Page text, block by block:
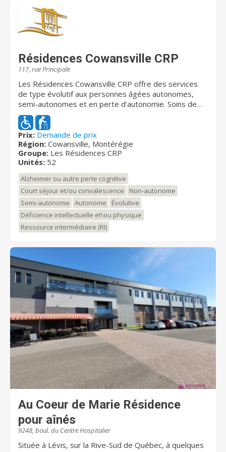
Résidences Cowansville CRP
117, rue Principale
Les Résidences Cowansville CRP offre des services
de type évolutif aux personnes âgées autonomes,
semi-autonomes et en perte d’autonomie. Soins de
convalescence aussi offerts ainsi que des soins
palliatifs. Nous nous engageons à suivre l’évolution du
client et à s’adapter aux besoins de celui-ci. Le suivi
rigoureux de notre médecin pratiquant saura dissiper
toute inquiétude. Afin de vous offrir l’assurance d’une
qualité supérieure en matière de confort, de sécurité
et de services, Les Résidences Cowansville CRP est
certifiée par l'agence de santé et de services sociaux
de la Montérégie. Nous sommes fière de pouvoir
offrir des services complets, adaptés et évolutifs !! Il
s’agit d’un concept unique et novateur en matière de
santé et de services sociaux pour les aînés
autonomes, semi autonomes ou en perte
d’autonomie. Nos professionnels qualifiés veilleront
sur vous durant toutes les étapes subséquentes de
votre vie et ce peut importe votre évolution car votre
quiétude est notre préoccupation première. Plusieurs
forfaits sont disponibles selon vos besoins. Nos
professionnel de la santé sauront combler vos
besoins et ce, de façon personnalisée et attentionnée
à des prix dès plus concurrentiels. De plus, plusieurs
choix et types d’hébergements meublés vous sont
offerts afin de satisfaire vos nécessités en habitation.
Offrez-vous un véritable réconfort de l’esprit ! Les
Résidences CRP.com Bien plus que de simples
résidences ! à St-césaire et Cowansville
Prix: Demande de prix
Région: Cowansville, Montérégie
Groupe: Les Résidences CRP
Unités: 52
Alzheimer ou autre perte cognitive
Court séjour et/ou convalescence
Non-autonome
Semi-autonome
Autonome
Évolutive
Déficience intellectuelle et\ou physique
Ressource intermédiaire (RI)
Au Coeur de Marie Résidence
pour aînés
9248, boul. du Centre Hospitalier
Située à Lévis, sur la Rive-Sud de Québec, à quelques